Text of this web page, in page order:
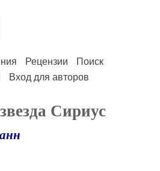
Рецензии
Поиск
Вход для авторов
Сириус